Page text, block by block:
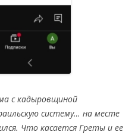
с кадыровщиной
систему… на месте
Что касается Греты и ее